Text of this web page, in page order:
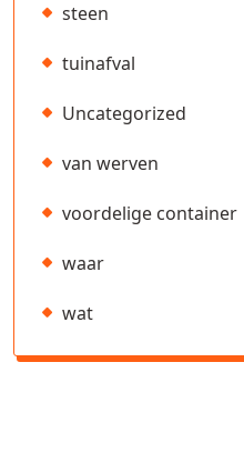
steen
tuinafval
Uncategorized
van werven
voordelige container
waar
wat